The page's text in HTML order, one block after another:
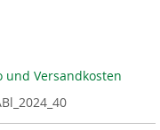
und Versandkosten